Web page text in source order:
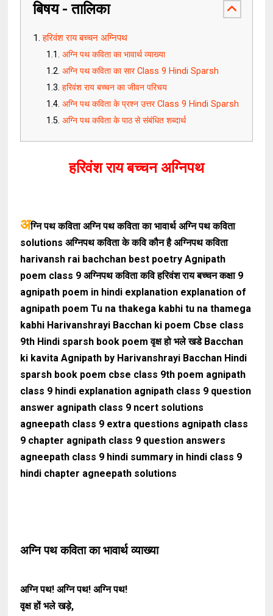
बिषय - तालिका
हरिवंश राय बच्चन अग्निपथ
अग्नि पथ कविता का भावार्थ व्याख्या
अग्नि पथ कविता का सार Class 9 Hindi Sparsh
हरिवंश राय बच्चन का जीवन परिचय
अग्नि पथ कविता के प्रश्न उत्तर Class 9 Hindi Sparsh
अग्नि पथ कविता के पाठ से संबंधित शब्दार्थ
हरिवंश राय बच्चन अग्निपथ
अग्नि पथ कविता अग्नि पथ कविता का भावार्थ अग्नि पथ कविता
solutions अग्निपथ कविता के कवि कौन है अग्निपथ कविता
harivansh rai bachchan best poetry Agnipath
poem class 9 अग्निपथ कविता कवि हरिवंश राय बच्चन कक्षा 9
agnipath poem in hindi explanation explanation of
agnipath poem Tu na thakega kabhi tu na thamega
kabhi Harivanshrayi Bacchan ki poem Cbse class
9th Hindi sparsh book poem वृक्ष हो भले खडे Bacchan
ki kavita Agnipath by Harivanshrayi Bacchan Hindi
sparsh book poem cbse class 9th poem agnipath
class 9 hindi explanation agnipath class 9 question
answer agnipath class 9 ncert solutions
agneepath class 9 extra questions agnipath class
9 chapter agnipath class 9 question answers
agneepath class 9 hindi summary in hindi class 9
hindi chapter agneepath solutions
अग्नि पथ कविता का भावार्थ व्याख्या
अग्नि पथ! अग्नि पथ! अग्नि पथ!
वृक्ष हों भले खड़े,